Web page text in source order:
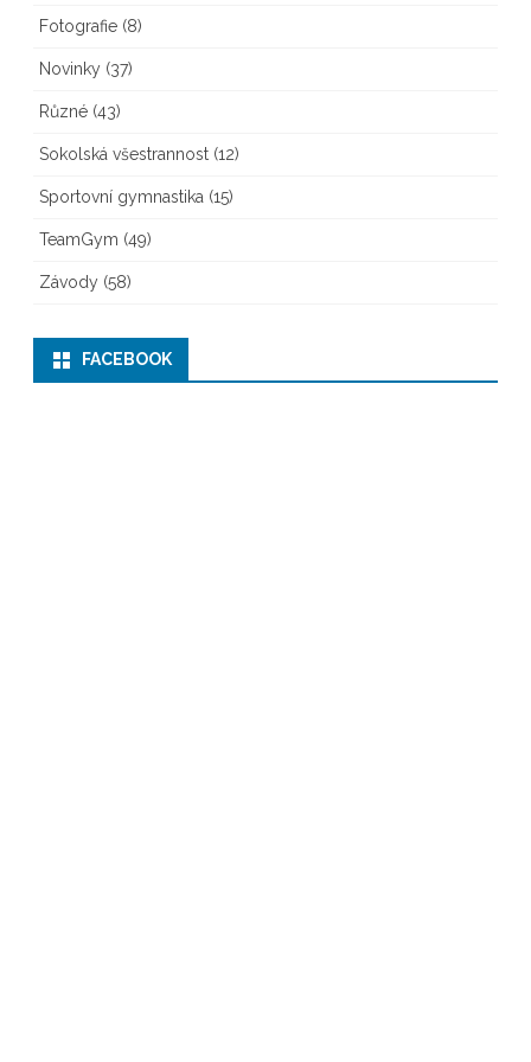
Fotografie (8)
Novinky (37)
Různé (43)
Sokolská všestrannost (12)
Sportovní gymnastika (15)
TeamGym (49)
Závody (58)
FACEBOOK